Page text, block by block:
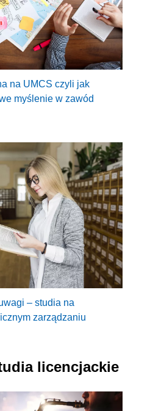
na UMCS czyli jak
myślenie w zawód
– studia na
zarządzaniu
licencjackie